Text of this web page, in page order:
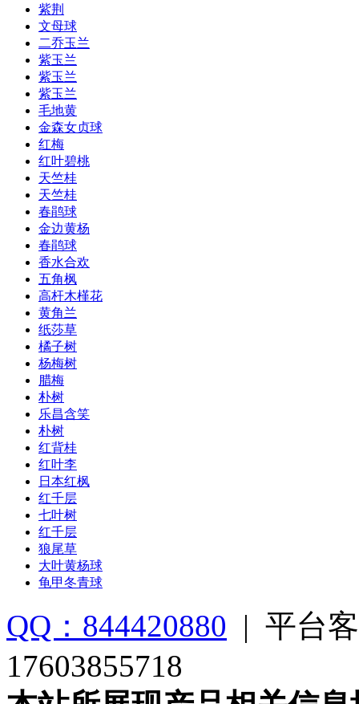
紫荆
文母球
二乔玉兰
紫玉兰
紫玉兰
紫玉兰
毛地黄
金森女贞球
红梅
红叶碧桃
天竺桂
天竺桂
春鹃球
金边黄杨
春鹃球
香水合欢
五角枫
高杆木槿花
黄角兰
纸莎草
橘子树
杨梅树
腊梅
朴树
乐昌含笑
朴树
红背桂
红叶李
日本红枫
红千层
七叶树
红千层
狼尾草
大叶黄杨球
龟甲冬青球
QQ：844420880 | 平台
17603855718